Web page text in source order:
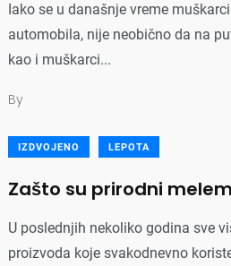
Iako se u današnje vreme
automobila, nije neobično da na
kao i muškarci...
By
IZDVOJENO LEPOTA
Zašto su prirodni
U poslednjih nekoliko godina sve
proizvoda koje svakodnevno
Zdravlje
Razno
Izdvojeno